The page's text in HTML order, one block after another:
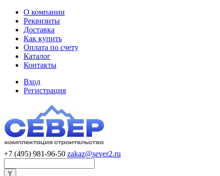
О компании
Реквизиты
Доставка
Как купить
Оплата по счету
Каталог
Контакты
Вход
Регистрация
+7 (495) 981-96-50 zakaz@sever2.ru